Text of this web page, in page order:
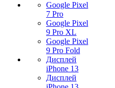
Google Pixel
7 Pro
Google Pixel
9 Pro XL
Google Pixel
9 Pro Fold
Дисплей
iPhone 13
Дисплей